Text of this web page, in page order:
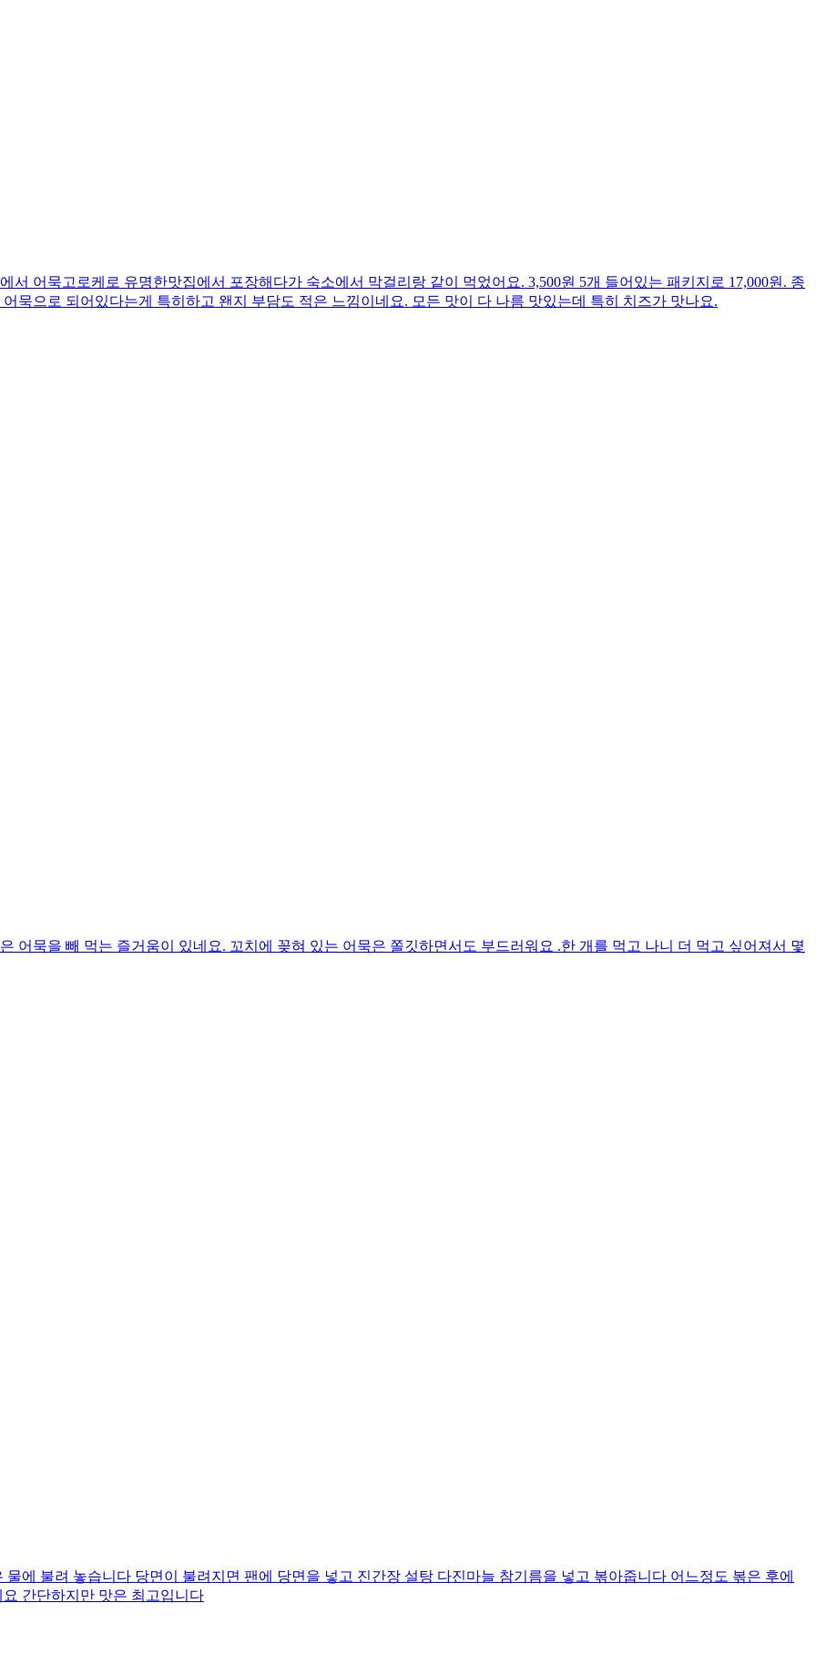
어묵고로케로 유명한맛집에서 포장해다가 숙소에서 막걸리랑 같이 먹었어요. 3,500원 5개 들어있는 패키지로 17,000원. 종
묵으로 되어있다는게 특히하고 왠지 부담도 적은 느낌이네요. 모든 맛이 다 나름 맛있는데 특히 치즈가 맛나요.
어묵을 빼 먹는 즐거움이 있네요. 꼬치에 꽂혀 있는 어묵은 쫄깃하면서도 부드러워요 .한 개를 먹고 나니 더 먹고 싶어져서 몇
에 불려 놓습니다 당면이 불려지면 팬에 당면을 넣고 진간장 설탕 다진마늘 참기름을 넣고 볶아줍니다 어느정도 볶은 후에
간단하지만 맛은 최고입니다